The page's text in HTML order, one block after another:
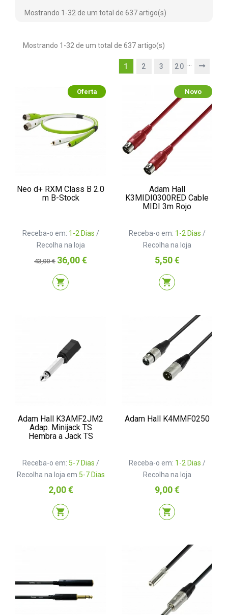
Mostrando 1-32 de um total de 637 artigo(s)
Mostrando 1-32 de um total de 637 artigo(s)
1 2 3 20
Oferta
Neo d+ RXM Class B 2.0
m B-Stock
Receba-o em: 1-2 Dias /
Recolha na loja
Preço
normal
43,00 € Preço
36,00 €
shopping_cart
Novo
Adam Hall
K3MIDI0300RED Cable
MIDI 3m Rojo
Receba-o em: 1-2 Dias /
Recolha na loja
Preço
5,50 €
shopping_cart
Adam Hall K3AMF2JM2
Adap. Minijack TS
Hembra a Jack TS
Receba-o em: 5-7 Dias /
Recolha na loja em 5-7 Dias
Preço
2,00 €
shopping_cart
Adam Hall K4MMF0250
Receba-o em: 1-2 Dias /
Recolha na loja
Preço
9,00 €
shopping_cart